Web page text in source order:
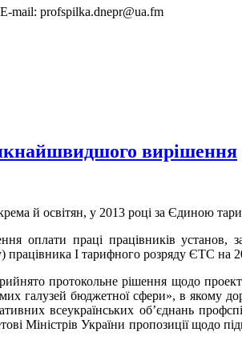
E-mail: profspilka.dnepr@ua.fm
вирішення
й освітян, у 2013 році за Єдиною
оплати праці працівників установ,
працівника І тарифного розряду ЄТС на
протокольне рішення щодо
галузей бюджетної сфери», в якому
всеукраїнських об’єднань
Міністрів України пропозиції щодо